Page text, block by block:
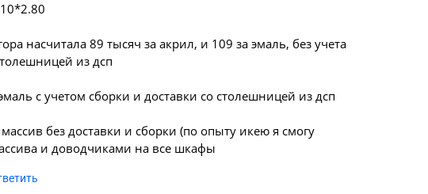
насчитала 89 тысяч за акрил, и 109 за эмаль, без учета
из дсп
с учетом сборки и доставки со столешницей из дсп
без доставки и сборки (по опыту икею я смогу
и доводчиками на все шкафы